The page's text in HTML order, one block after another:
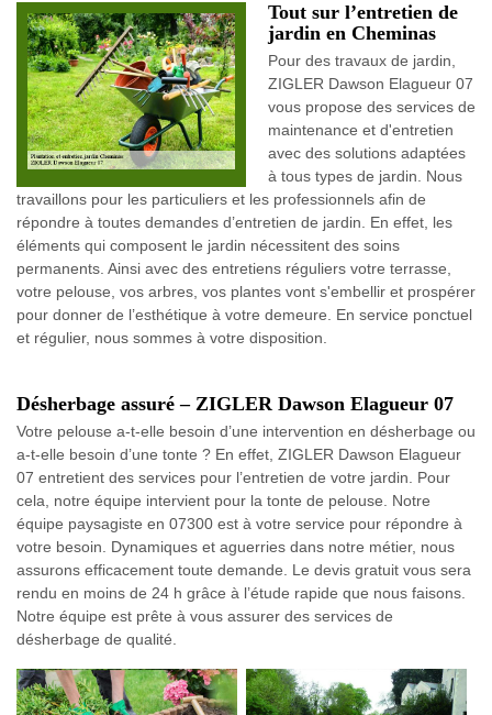
Tout sur l’entretien de
jardin en Cheminas
Pour des travaux de jardin,
ZIGLER Dawson Elagueur 07
vous propose des services de
maintenance et d'entretien
avec des solutions adaptées
à tous types de jardin. Nous
travaillons pour les particuliers et les professionnels afin de
répondre à toutes demandes d’entretien de jardin. En effet, les
éléments qui composent le jardin nécessitent des soins
permanents. Ainsi avec des entretiens réguliers votre terrasse,
votre pelouse, vos arbres, vos plantes vont s'embellir et prospérer
pour donner de l’esthétique à votre demeure. En service ponctuel
et régulier, nous sommes à votre disposition.
Désherbage assuré – ZIGLER Dawson Elagueur 07
Votre pelouse a-t-elle besoin d’une intervention en désherbage ou
a-t-elle besoin d’une tonte ? En effet, ZIGLER Dawson Elagueur
07 entretient des services pour l’entretien de votre jardin. Pour
cela, notre équipe intervient pour la tonte de pelouse. Notre
équipe paysagiste en 07300 est à votre service pour répondre à
votre besoin. Dynamiques et aguerries dans notre métier, nous
assurons efficacement toute demande. Le devis gratuit vous sera
rendu en moins de 24 h grâce à l’étude rapide que nous faisons.
Notre équipe est prête à vous assurer des services de
désherbage de qualité.